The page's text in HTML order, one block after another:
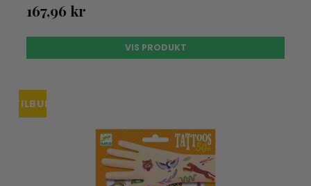
167,96 kr
VIS PRODUKT
TILBUD